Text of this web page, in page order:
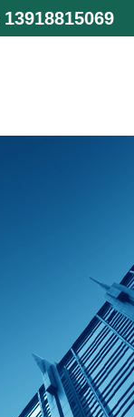
13918815069